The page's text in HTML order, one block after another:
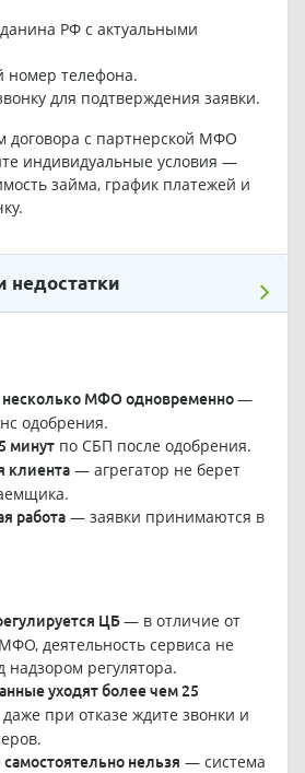
РФ с актуальными
телефона.
для подтверждения заявки.
договора с партнерской МФО
индивидуальные условия —
займа, график платежей и
недостатки
несколько МФО одновременно—
одобрения.
минутпо СБП после одобрения.
клиента— агрегатор не берет
работа— заявки принимаются в
ЦБ— в отличие от
деятельность сервиса не
надзором регулятора.
уходят более чем 25
при отказе ждите звонки и
нельзя — система